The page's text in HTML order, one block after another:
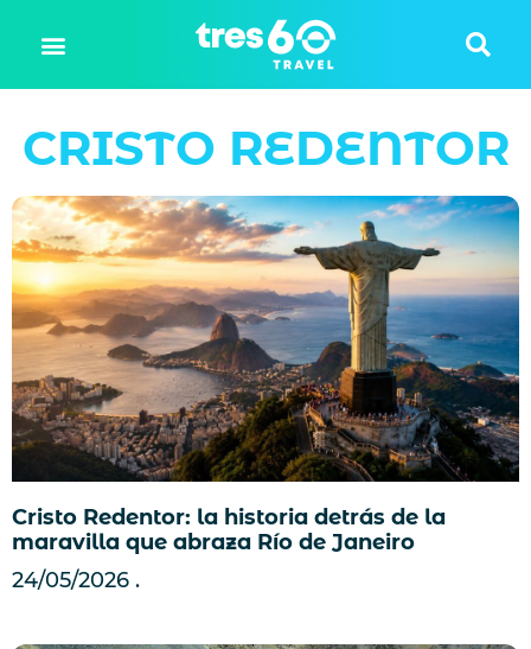
CRISTO REDENTOR
Cristo Redentor: la historia detrás de la
maravilla que abraza Río de Janeiro
24/05/2026